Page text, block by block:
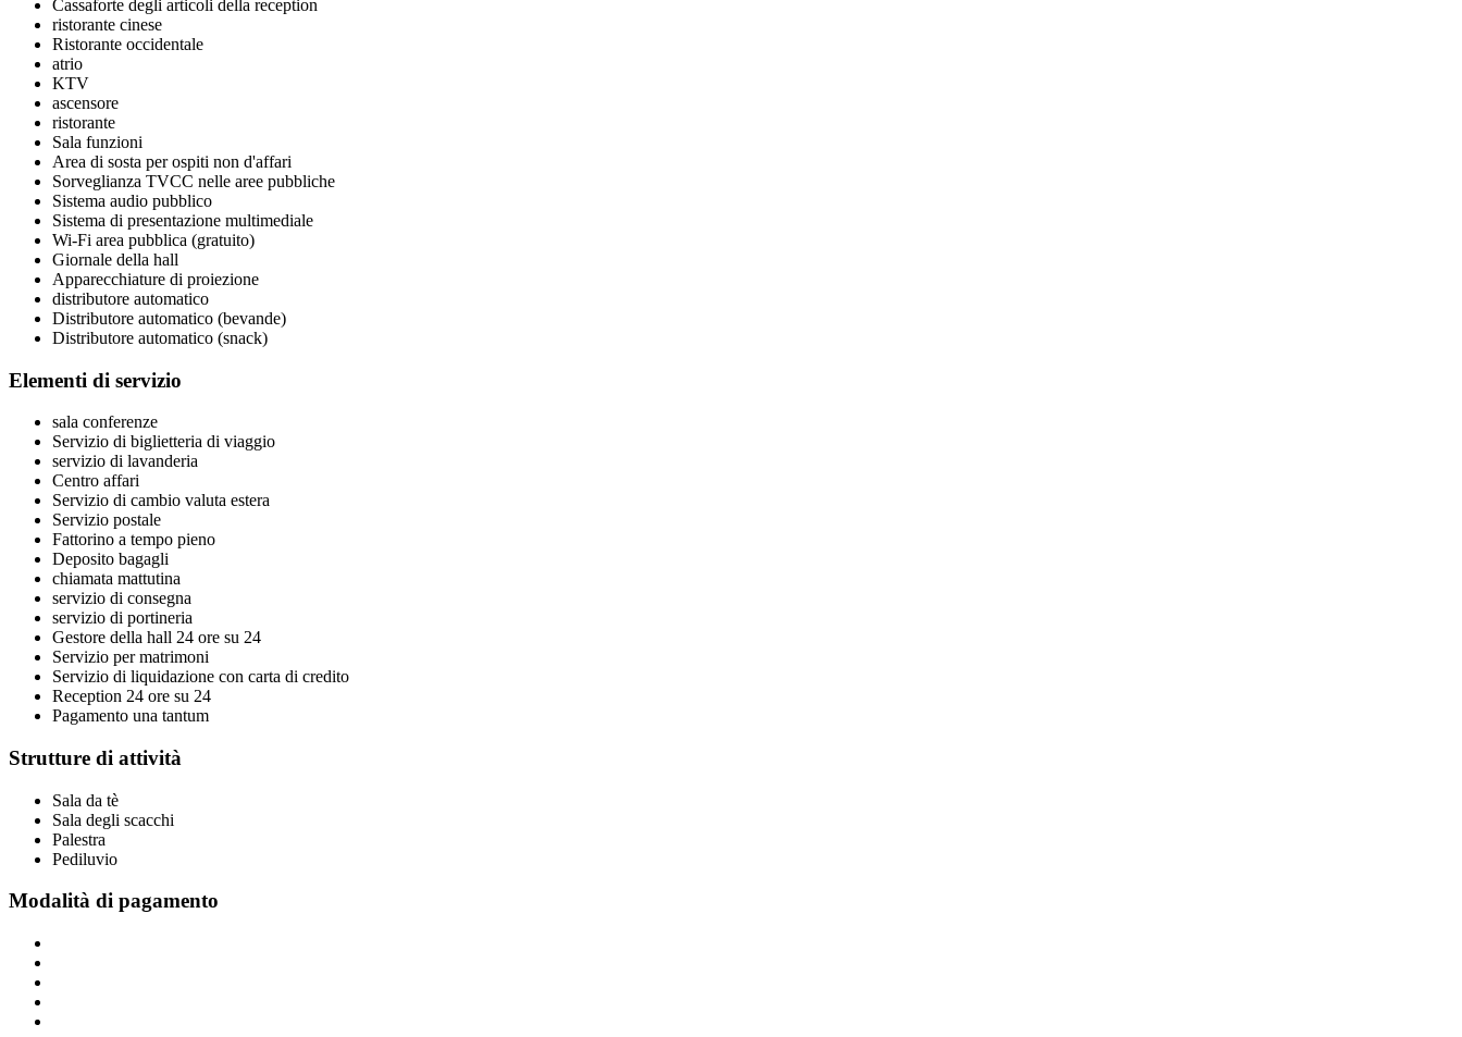
Cassaforte degli articoli della reception
ristorante cinese
Ristorante occidentale
atrio
KTV
ascensore
ristorante
Sala funzioni
Area di sosta per ospiti non d'affari
Sorveglianza TVCC nelle aree pubbliche
Sistema audio pubblico
Sistema di presentazione multimediale
Wi-Fi area pubblica (gratuito)
Giornale della hall
Apparecchiature di proiezione
distributore automatico
Distributore automatico (bevande)
Distributore automatico (snack)
Elementi di servizio
sala conferenze
Servizio di biglietteria di viaggio
servizio di lavanderia
Centro affari
Servizio di cambio valuta estera
Servizio postale
Fattorino a tempo pieno
Deposito bagagli
chiamata mattutina
servizio di consegna
servizio di portineria
Gestore della hall 24 ore su 24
Servizio per matrimoni
Servizio di liquidazione con carta di credito
Reception 24 ore su 24
Pagamento una tantum
Strutture di attività
Sala da tè
Sala degli scacchi
Palestra
Pediluvio
Modalità di pagamento